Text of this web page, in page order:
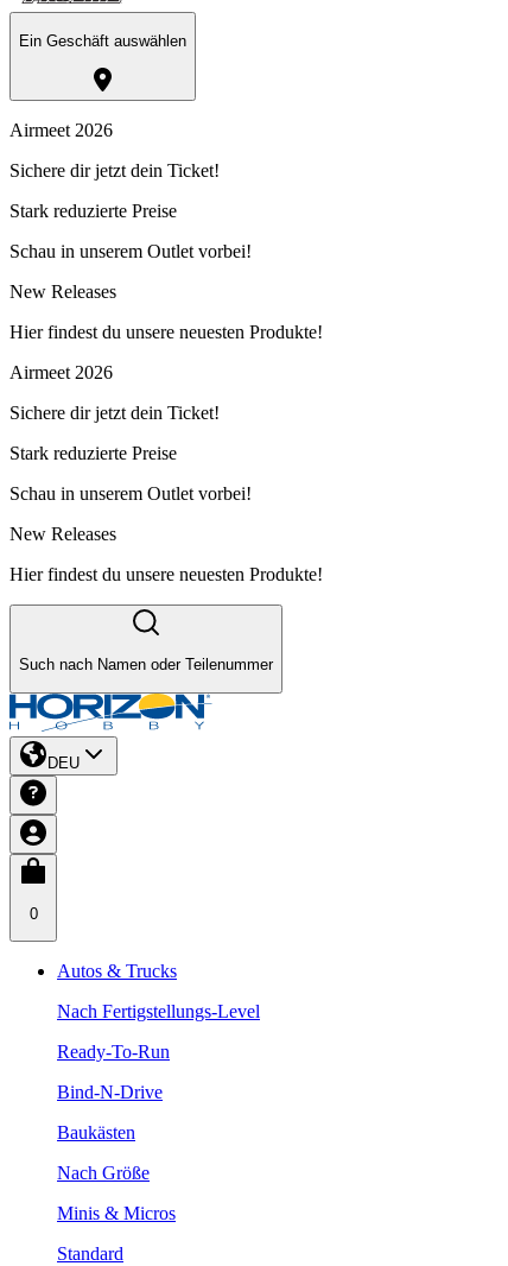
Ein Geschäft auswählen
Airmeet 2026
Sichere dir jetzt dein Ticket!
Stark reduzierte Preise
Schau in unserem Outlet vorbei!
New Releases
Hier findest du unsere neuesten Produkte!
Airmeet 2026
Sichere dir jetzt dein Ticket!
Stark reduzierte Preise
Schau in unserem Outlet vorbei!
New Releases
Hier findest du unsere neuesten Produkte!
Such nach Namen oder Teilenummer
DEU
0
Autos & Trucks
Nach Fertigstellungs-Level
Ready-To-Run
Bind-N-Drive
Baukästen
Nach Größe
Minis & Micros
Standard